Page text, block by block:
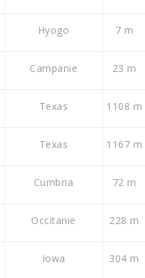
Hyogo 7 m
Campanie 23 m
Texas 1108 m
Texas 1167 m
Cumbria 72 m
Occitanie 228 m
Iowa 304 m